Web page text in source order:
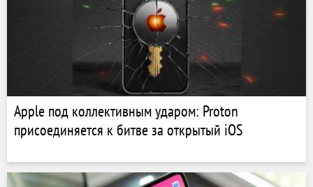
Apple под коллективным ударом: Proton
присоединяется к битве за открытый iOS